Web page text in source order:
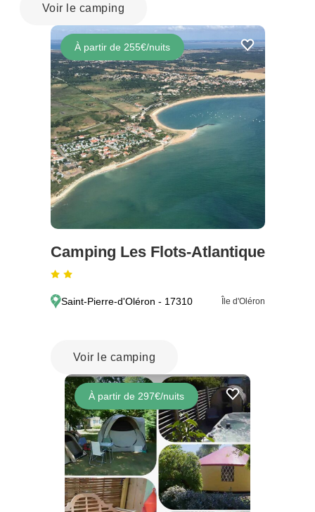
Voir le camping
À partir de 255€/nuits
Camping Les Flots-Atlantique
Saint-Pierre-d'Oléron - 17310 Île d'Oléron
Voir le camping
À partir de 297€/nuits